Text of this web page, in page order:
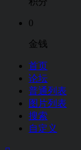
0
金钱
首页
论坛
普通列表
图片列表
搜索
自定义